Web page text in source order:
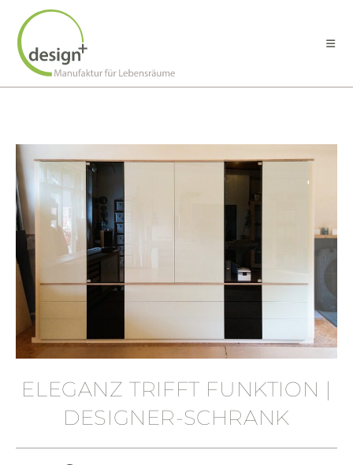
ELEGANZ TRIFFT FUNKTION |
DESIGNER-SCHRANK